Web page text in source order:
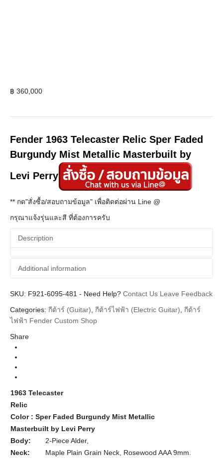
฿ 360,000
Fender 1963 Telecaster Relic Sper Faded
Burgundy Mist Metallic Masterbuilt by
Levi Perry
** กด"สั่งซื้อ/สอบถามข้อมูล" เพื่อติดต่อผ่าน Line @
กรุณาแจ้งรุ่นและสี ที่ต้องการครับ
Description
Additional information
Additional information
Brands Fender Custom Shop
SKU: F921-6095-481 - Need Help? Contact Us Leave Feedback
Categories: กีต้าร์ (Guitar) กีต้าร์ไฟฟ้า (Electric Guitar) กีต้าร์
ไฟฟ้า Fender Custom Shop
Share
1963 Telecaster
Relic
Color : Sper Faded Burgundy Mist Metallic
Masterbuilt by Levi Perry
Body:
2-Piece Alder,
Neck:
Maple Plain Grain Neck, Rosewood AAA 9mm.